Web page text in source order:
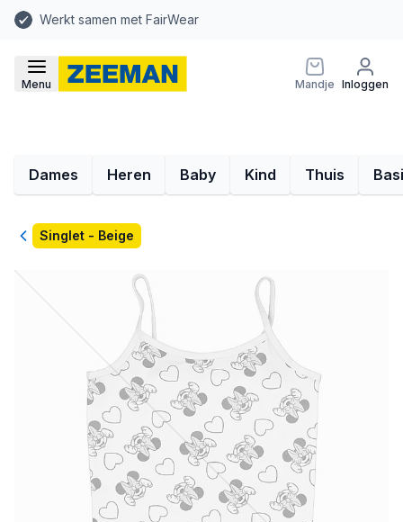
Werkt samen met FairWear
Menu Mandje Inloggen
Dames Heren Baby Kind Thuis
TerugSinglet - Beige